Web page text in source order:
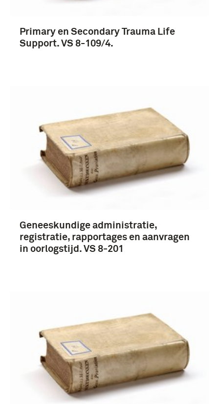
Primary en Secondary Trauma Life
Support. VS 8-109/4.
Geneeskundige administratie,
registratie, rapportages en aanvragen
in oorlogstijd. VS 8-201